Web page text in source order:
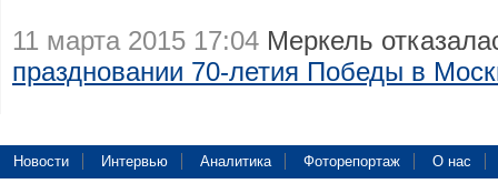
11 марта 2015 17:04 Меркель
праздновании 70-летия Победы в
Новости Интервью Аналитика Фоторепортаж О нас